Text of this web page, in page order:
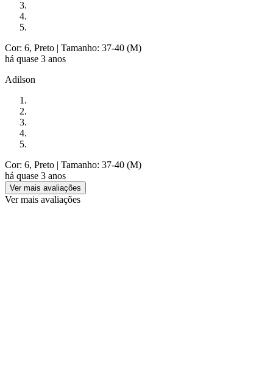
Cor: 6, Preto | Tamanho: 37-40 (M)
há quase 3 anos
Adilson
Cor: 6, Preto | Tamanho: 37-40 (M)
há quase 3 anos
Ver mais avaliações
Ver mais avaliações